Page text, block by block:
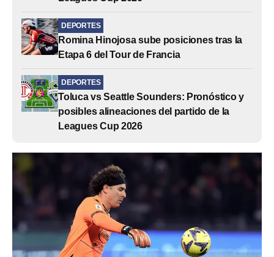
DEPORTES
Romina Hinojosa sube posiciones tras la
Etapa 6 del Tour de Francia
DEPORTES
Toluca vs Seattle Sounders: Pronóstico y
posibles alineaciones del partido de la
Leagues Cup 2026